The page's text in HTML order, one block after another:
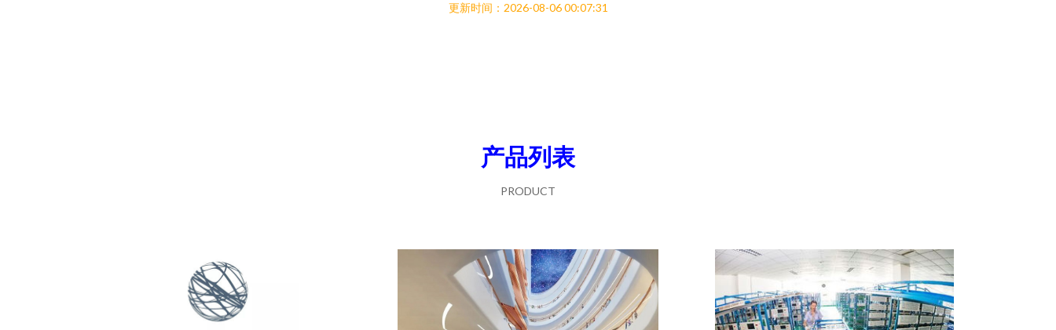
更新时间：2026-08-06 00:07:31
产品列表
PRODUCT